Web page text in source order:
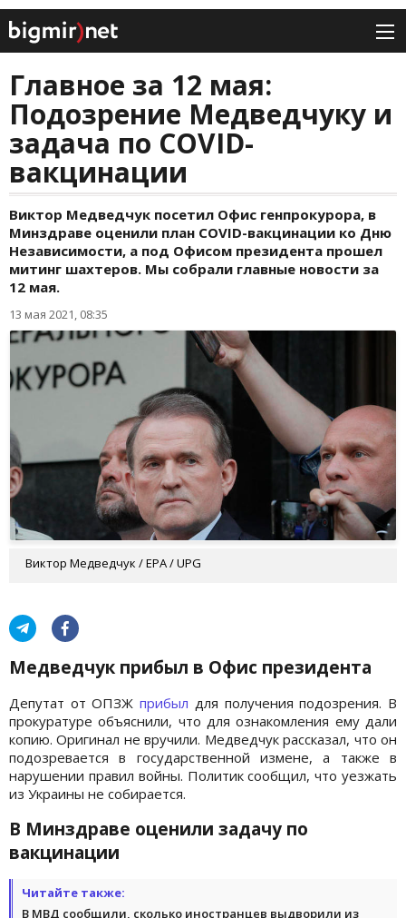
Главное за 12 мая:
Подозрение Медведчуку и
задача по COVID-
вакцинации
Виктор Медведчук посетил Офис генпрокурора, в
Минздраве оценили план COVID-вакцинации ко Дню
Независимости, а под Офисом президента прошел
митинг шахтеров. Мы собрали главные новости за
12 мая.
13 мая 2021, 08:35
Виктор Медведчук / EPA / UPG
Медведчук прибыл в Офис президента
Депутат от ОПЗЖприбыл для получения подозрения. В
прокуратуре объяснили, что для ознакомления ему дали
копию. Оригинал не вручили. Медведчук рассказал, что он
подозревается в государственной измене, а также в
нарушении правил войны. Политик сообщил, что уезжать
из Украины не собирается.
В Минздраве оценили задачу по
вакцинации
Читайте также:
В МВД сообщили, сколько иностранцев выдворили из